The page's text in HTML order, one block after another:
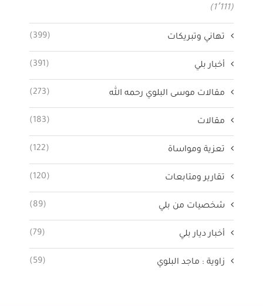
(1٬111)
تهاني وتبريكات (399)
أخبار بلي (391)
مقالات موسى البلوي رحمه الله (273)
مقالات (183)
تعزية ومواساة (122)
تقارير ومتابعات (120)
شخصيات من بلي (89)
أخبار ديار بلي (79)
زاوية : ماجد البلوي (59)